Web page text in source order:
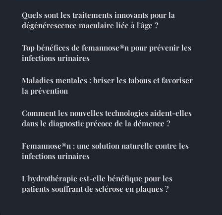
Quels sont les traitements innovants pour la
dégénérescence maculaire liée à l'âge ?
Top bénéfices de femannose®n pour prévenir les
infections urinaires
Maladies mentales : briser les tabous et favoriser
la prévention
Comment les nouvelles technologies aident-elles
dans le diagnostic précoce de la démence ?
Femannose®n : une solution naturelle contre les
infections urinaires
L'hydrothérapie est-elle bénéfique pour les
patients souffrant de sclérose en plaques ?